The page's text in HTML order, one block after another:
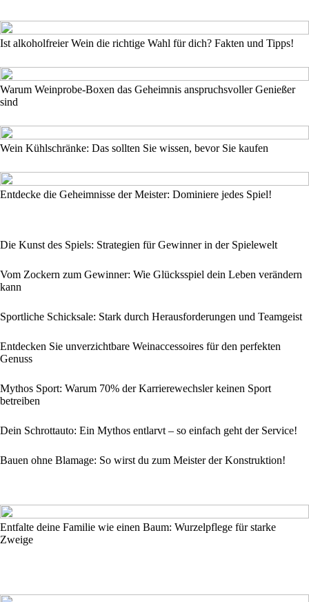
Ist alkoholfreier Wein die richtige Wahl für dich? Fakten und Tipps!
Warum Weinprobe-Boxen das Geheimnis anspruchsvoller Genießer
sind
Wein Kühlschränke: Das sollten Sie wissen, bevor Sie kaufen
Entdecke die Geheimnisse der Meister: Dominiere jedes Spiel!
Die Kunst des Spiels: Strategien für Gewinner in der Spielewelt
Vom Zockern zum Gewinner: Wie Glücksspiel dein Leben verändern
kann
Sportliche Schicksale: Stark durch Herausforderungen und Teamgeist
Entdecken Sie unverzichtbare Weinaccessoires für den perfekten
Genuss
Mythos Sport: Warum 70% der Karrierewechsler keinen Sport
betreiben
Dein Schrottauto: Ein Mythos entlarvt – so einfach geht der Service!
Bauen ohne Blamage: So wirst du zum Meister der Konstruktion!
Entfalte deine Familie wie einen Baum: Wurzelpflege für starke
Zweige